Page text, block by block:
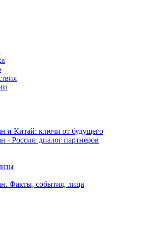
и Китай: ключи от будущего
- Россия: диалог партнеров
Факты, события, лица